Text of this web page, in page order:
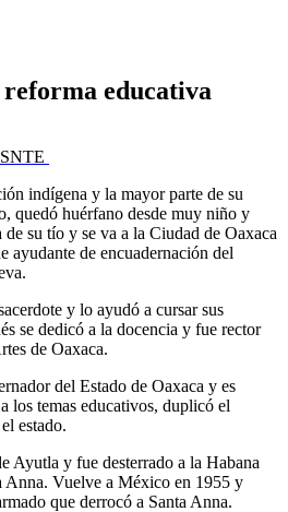
educativa
indígena y la mayor parte de su
quedó huérfano desde muy niño y
de su tío y se va a la Ciudad de Oaxaca
ayudante de encuadernación del
y lo ayudó a cursar sus
se dedicó a la docencia y fue rector
de Oaxaca.
del Estado de Oaxaca y es
los temas educativos, duplicó el
estado.
Ayutla y fue desterrado a la Habana
Anna. Vuelve a México en 1955 y
que derrocó a Santa Anna.